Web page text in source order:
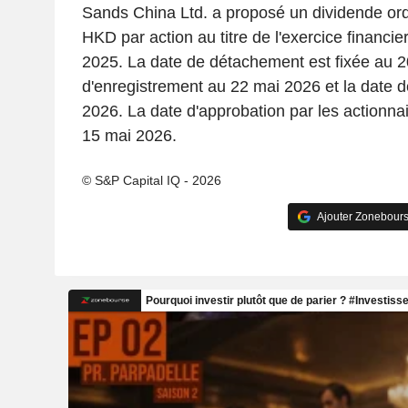
Sands China Ltd. a proposé un dividende
HKD par action au titre de l'exercice
2025. La date de détachement est fixée au
d'enregistrement au 22 mai 2026 et la date
2026. La date d'approbation par les
15 mai 2026.
© S&P Capital IQ - 2026
Ajouter